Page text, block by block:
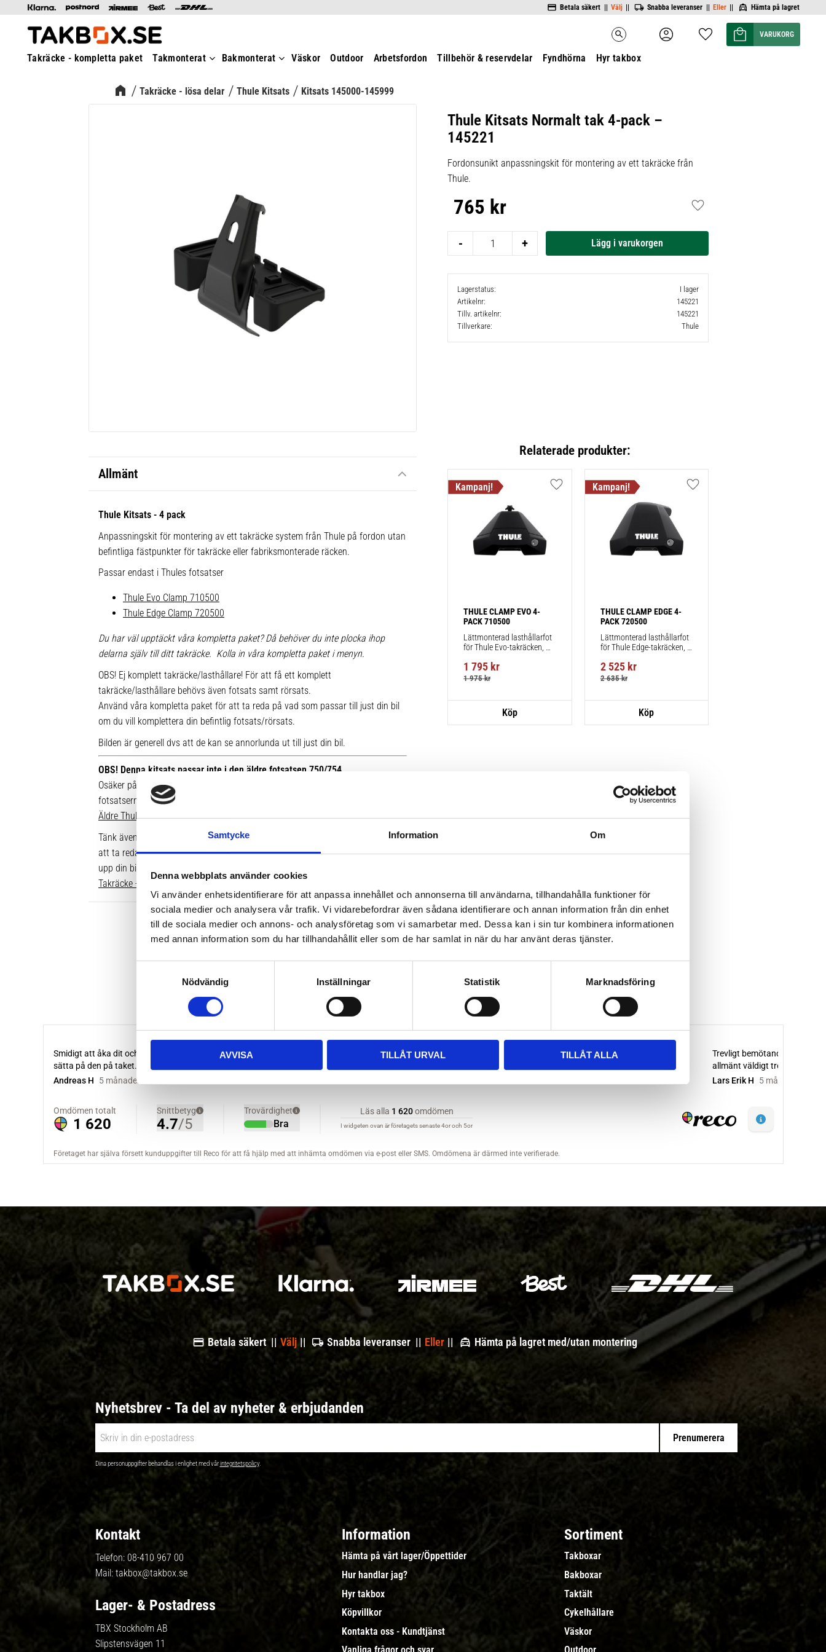
Samtycke Information Om
Denna webbplats använder cookies
Vi använder enhetsidentifierare för att anpassa innehållet och annonserna till användarna, tillhandahålla funktioner för
sociala medier och analysera vår trafik. Vi vidarebefordrar även sådana identifierare och annan information från din enhet
till de sociala medier och annons- och analysföretag som vi samarbetar med. Dessa kan i sin tur kombinera informationen
med annan information som du har tillhandahållit eller som de har samlat in när du har använt deras tjänster.
k
e
s
Nödvändig Inställningar Statistik Marknadsföring
AVVISA TILLÅT URVAL TILLÅT ALLA
Betala säkert || Välj || Snabba leveranser || Eller || Hämta på lagret
search Favoriter
Kundvagn
Takräcke - kompletta paket Takmonterat Bakmonterat Väskor Outdoor Arbetsfordon Tillbehör & reservdelar Fyndhörna Hyr takbox
Takräcke - lösa delar Thule Kitsats Kitsats 145000-145999
Thule Kitsats Normalt tak 4-pack –
145221
Fordonsunikt anpassningskit för montering av ett takräcke från
Thule.
765 kr
+
-
Lägg till i favoriter
Lagerstatus
I lager
Artikelnr
145221
Tillv. artikelnr
145221
Tillverkare
Thule
Allmänt
Thule Kitsats - 4 pack
Anpassningskit för montering av ett takräcke system från Thule på fordon utan
befintliga fästpunkter för takräcke eller fabriksmonterade räcken.
Passar endast i Thules fotsatser
Thule Evo Clamp 710500
Thule Edge Clamp 720500
Du har väl upptäckt våra kompletta paket? Då behöver du inte plocka ihop
delarna själv till ditt takräcke. Kolla in våra kompletta paket i menyn.
OBS! Ej komplett takräcke/lasthållare! För att få ett komplett
takräcke/lasthållare behövs även fotsats samt rörsats.
Använd våra kompletta paket för att ta reda på vad som passar till just din bil
om du vill komplettera din befintlig fotsats/rörsats.
Bilden är generell dvs att de kan se annorlunda ut till just din bil.
OBS! Denna kitsats passar inte i den äldre fotsatsen 750/754.
Osäker på vilken fot du har sedan tidigare? Här kan du se bilder på de äldre
fotsatserna:
Äldre Thule fotsatser som inte går att komplettera med nya kitsatser >>
Tänk även på att dina rör över taket behöver vara i rätt längd. Enklaste sättet
att ta reda på vilken längd du ska ha är att gå till våra kompletta paket, leta
upp din bil. Där ser du enkelt vilken längd som passar.
Takräcke - kompletta paket >>
Relaterade produkter:
THULE CLAMP EVO 4-
PACK 710500
Lättmonterad lasthållarfot
för Thule Evo-takräcken,
fästpunkter för takräcke
eller fabriksmonterade
1 795 kr
1 975kr
Lägg till i favoriter
THULE CLAMP EDGE 4-
PACK 720500
Lättmonterad lasthållarfot
för Thule Edge-takräcken,
fästpunkter för takräcke
eller fabriksmonterade
2 525kr
2 635kr
Lägg till i favoriter
Betala säkert || Välj || Snabba leveranser || Eller || Hämta på lagret med/utan montering
Nyhetsbrev - Ta del av nyheter & erbjudanden
Prenumerera
Dina personuppgifter behandlas i enlighet med vårintegritetspolicy.
Kontakt
Telefon: 08-410 967 00
Mail: takbox@takbox.se
Lager- & Postadress
TBX Stockholm AB
Slipstensvägen 11
Information
Hämta på vårt lager/Öppettider
Hur handlar jag?
Hyr takbox
Köpvillkor
Kontakta oss - Kundtjänst
Sortiment
Takboxar
Bakboxar
Taktält
Cykelhållare
Väskor